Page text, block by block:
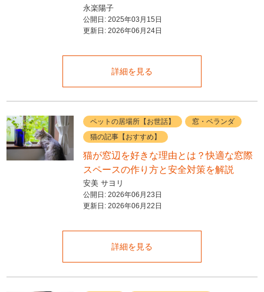
永楽陽子
公開日: 2025年03月15日
更新日: 2026年06月24日
詳細を見る
ペットの居場所【お世話】
窓・ベランダ
猫の記事【おすすめ】
猫が窓辺を好きな理由とは？快適な窓際
スペースの作り方と安全対策を解説
安美 サヨリ
公開日: 2026年06月23日
更新日: 2026年06月22日
詳細を見る